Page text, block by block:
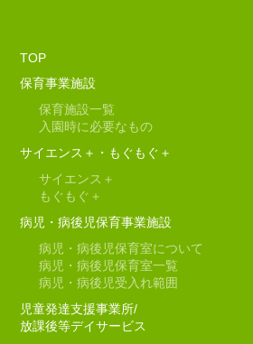
TOP
保育事業施設
保育施設一覧
入園時に必要なもの
サイエンス＋・もぐもぐ＋
サイエンス＋
もぐもぐ＋
病児・病後児保育事業施設
病児・病後児保育室について
病児・病後児保育室一覧
病児・病後児受入れ範囲
児童発達支援事業所/
放課後等デイサービス